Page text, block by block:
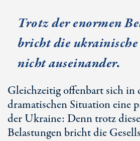
Trotz der enormen
bricht die ukrainische
nicht auseinander.
Gleichzeitig offenbart sich in
dramatischen Situation eine
der Ukraine: Denn trotz
Belastungen bricht die